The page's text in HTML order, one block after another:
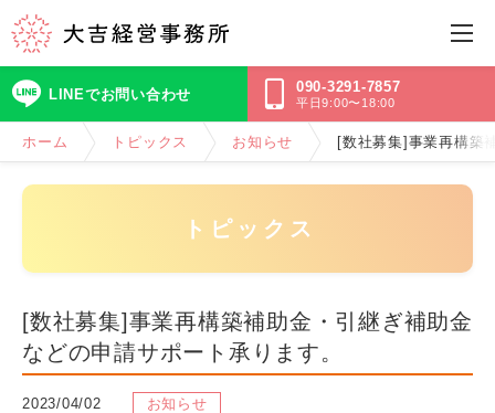
090-3291-7857
平日9:00〜18:00
LINEでお問い合わせ
ホーム トピックス お知らせ [数社募集]事業再構築
トピックス
[数社募集]事業再構築補助金・引継ぎ補助金
などの申請サポート承ります。
2023/04/02 お知らせ